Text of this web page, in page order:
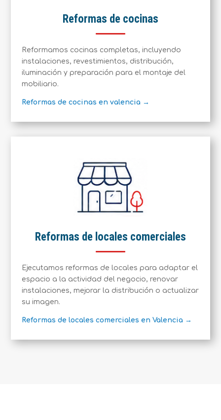
Reformas de cocinas
Reformamos cocinas completas, incluyendo
instalaciones, revestimientos, distribución,
iluminación y preparación para el montaje del
mobiliario.
Reformas de cocinas en valencia →
Reformas de locales comerciales
Ejecutamos reformas de locales para adaptar el
espacio a la actividad del negocio, renovar
instalaciones, mejorar la distribución o actualizar
su imagen.
Reformas de locales comerciales en Valencia →